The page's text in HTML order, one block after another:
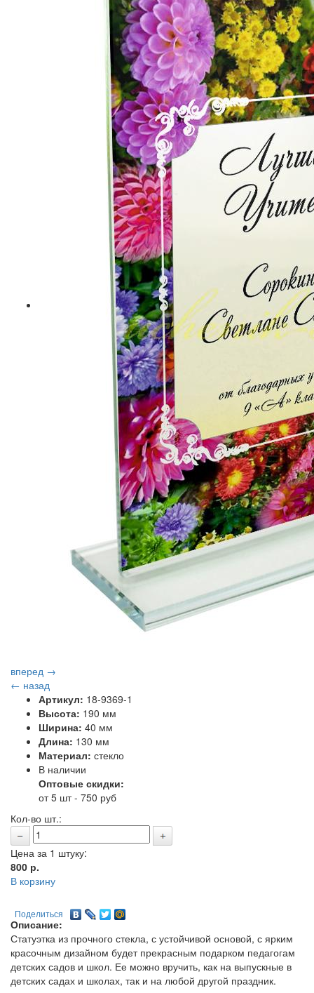
вперед →
← назад
Артикул: 18-9369-1
Высота: 190 мм
Ширина: 40 мм
Длина: 130 мм
Материал: стекло
В наличии
Оптовые скидки:
от 5 шт - 750 руб
Кол-во шт.:
Цена за 1 штуку:
800 р.
В корзину
Поделиться
Описание:
Статуэтка из прочного стекла, с устойчивой основой, с ярким
красочным дизайном будет прекрасным подарком педагогам
детских садов и школ. Ее можно вручить, как на выпускные в
детских садах и школах, так и на любой другой праздник.